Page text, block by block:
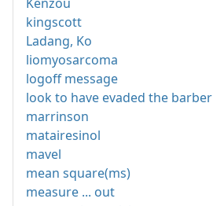
kingscott
Ladang, Ko
liomyosarcoma
logoff message
look to have evaded the barber
marrinson
matairesinol
mavel
mean square(ms)
measure ... out